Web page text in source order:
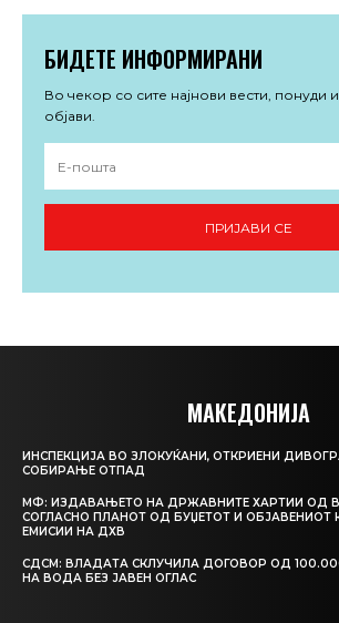
БИДЕТЕ ИНФОРМИРАНИ
Во чекор со сите најнови вести, понуди
објави.
ПРИЈАВИ СЕ
МАКЕДОНИЈА
ИНСПЕКЦИЈА ВО ЗЛОКУЌАНИ, ОТКРИЕНИ
СОБИРАЊЕ ОТПАД
МФ: ИЗДАВАЊЕТО НА ДРЖАВНИТЕ ХАРТИИ ОД
СОГЛАСНО ПЛАНОТ ОД БУЏЕТОТ И ОБЈАВЕНИОТ
ЕМИСИИ НА ДХВ
СДСМ: ВЛАДАТА СКЛУЧИЛА ДОГОВОР ОД
НА ВОДА БЕЗ ЈАВЕН ОГЛАС